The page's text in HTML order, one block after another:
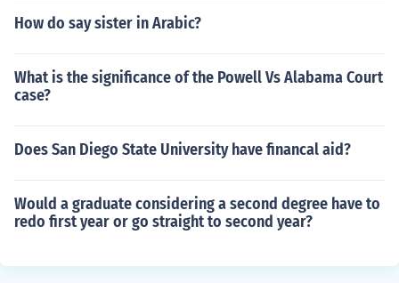
How do say sister in Arabic?
What is the significance of the Powell Vs Alabama Court
case?
Does San Diego State University have financal aid?
Would a graduate considering a second degree have to
redo first year or go straight to second year?